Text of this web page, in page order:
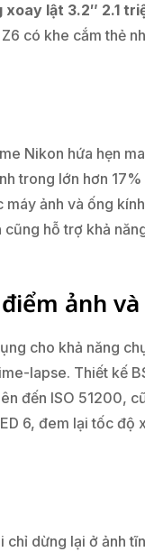
xoay lật 3.2″ 2.1
có khe cắm thẻ
Nikon hứa hẹn
trong lớn hơn
ảnh và ống
hỗ trợ khả
ảnh
cho khả năng
lapse. Thiết kế
đến ISO 51200,
6, đem lại tốc
dừng lại ở ảnh